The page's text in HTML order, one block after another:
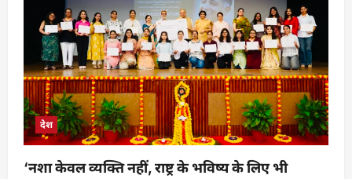
देश
‘नशा केवल व्यक्ति नहीं, राष्ट्र के भविष्य के लिए भी